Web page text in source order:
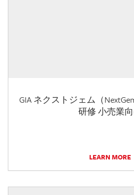
GIA ネクストジェム（
研修 小売業
LEARN MORE